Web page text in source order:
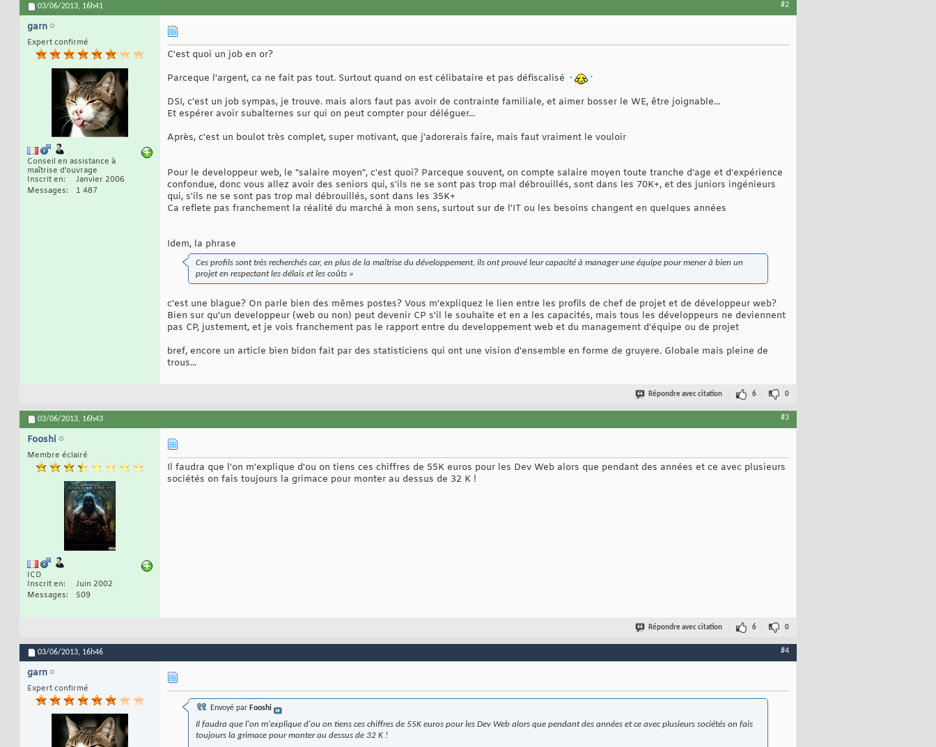
03/06/2013, 16h41 #2
garn
Expert confirmé
Conseil en assistance à
maîtrise d'ouvrage
Inscrit en
Janvier 2006
Messages
1 487
C'est quoi un job en or?
Parceque l'argent, ca ne fait pas tout. Surtout quand on est célibataire et pas défiscalisé
DSI, c'est un job sympas, je trouve. mais alors faut pas avoir de contrainte familiale, et aimer bosser le WE, être joignable...
Et espérer avoir subalternes sur qui on peut compter pour déléguer...
Après, c'est un boulot très complet, super motivant, que j'adorerais faire, mais faut vraiment le vouloir
Pour le developpeur web, le "salaire moyen", c'est quoi? Parceque souvent, on compte salaire moyen toute tranche d'age et d'expérience
confondue, donc vous allez avoir des seniors qui, s'ils ne se sont pas trop mal débrouillés, sont dans les 70K+, et des juniors ingénieurs
qui, s'ils ne se sont pas trop mal débrouillés, sont dans les 35K+
Ca reflete pas franchement la réalité du marché à mon sens, surtout sur de l'IT ou les besoins changent en quelques années
Idem, la phrase
Ces profils sont très recherchés car, en plus de la maîtrise du développement, ils ont prouvé leur capacité à manager une équipe pour mener à bien un
projet en respectant les délais et les coûts »
c'est une blague? On parle bien des mêmes postes? Vous m'expliquez le lien entre les profils de chef de projet et de développeur web?
Bien sur qu'un developpeur (web ou non) peut devenir CP s'il le souhaite et en a les capacités, mais tous les développeurs ne deviennent
pas CP, justement, et je vois franchement pas le rapport entre du developpement web et du management d'équipe ou de projet
bref, encore un article bien bidon fait par des statisticiens qui ont une vision d'ensemble en forme de gruyere. Globale mais pleine de
trous...
Répondre avec citation 6 0
03/06/2013, 16h43 #3
Fooshi
Membre éclairé
ICD
Inscrit en
Juin 2002
Messages
509
Il faudra que l'on m'explique d'ou on tiens ces chiffres de 55K euros pour les Dev Web alors que pendant des années et ce avec plusieurs
sociétés on fais toujours la grimace pour monter au dessus de 32 K !
Répondre avec citation 6 0
03/06/2013, 16h46 #4
garn
Expert confirmé
Envoyé par Fooshi
Il faudra que l'on m'explique d'ou on tiens ces chiffres de 55K euros pour les Dev Web alors que pendant des années et ce avec plusieurs sociétés on fais
toujours la grimace pour monter au dessus de 32 K !